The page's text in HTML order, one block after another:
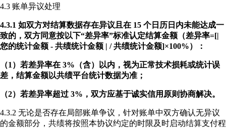
4.3 账单异议处理
4.3.1 如双方对结算数据存在异议且在 15 个日历日内未能达成一
致的，双方同意按以下“差异率”标准认定结算金额（差异率=[|
您的统计金额 - 共绩统计金额 | / 共绩统计金额]×100%）：
（1）若差异率在 3%（含）以内，视为正常技术损耗或统计误
差，结算金额以共绩平台统计数据为准；
（2）若差异率超过 3%，双方应基于诚实信用原则协商解决。
4.3.2 无论是否存在局部账单争议，针对账单中双方确认无异议
的金额部分，共绩将按照本协议约定的时限及时启动结算支付程